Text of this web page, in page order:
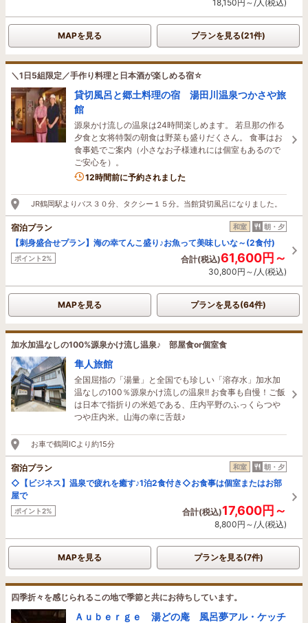
18,150円～/人(税込)
MAPを見る プランを見る(21件)
＼1日5組限定／手作り料理と日本酒が楽しめる宿☆
貸切風呂と郷土料理の宿 湯田川温泉つかさや旅
館
源泉かけ流しの温泉は24時間楽しめます。 若旦那の作る
夕食と女将特製の朝食は野菜も盛りだくさん。 食事はお
食事処でご案内（小さなお子様連れには個室もあるので
ご安心を）。
12時間前に予約されました
JR鶴岡駅よりバス３０分、タクシー１５分。当館貸切風呂になりました。
宿泊プラン 和室 朝・夕
【刺身盛合せプラン】海の幸てんこ盛り♪お魚って美味しいな～(2食付)
ポイント2% 合計(税込)61,600円～
30,800円～/人(税込)
MAPを見る プランを見る(64件)
加水加温なしの100%源泉かけ流し温泉♪ 部屋食or個室食
隼人旅館
全国屈指の「湯量」と全国でも珍しい「溶存水」加水加
温なしの100％源泉かけ流しの温泉!! お食事も自慢！ご飯
は日本で指折りの米処である、庄内平野のふっくらつや
つや庄内米。山海の幸に舌鼓♪
お車で鶴岡ICより約15分
宿泊プラン 和室 朝・夕
◇【ビジネス】温泉で疲れを癒す♪1泊2食付き◇お食事は個室またはお部
屋で
ポイント2% 合計(税込)17,600円～
8,800円～/人(税込)
MAPを見る プランを見る(7件)
四季折々を感じられるこの地で季節と共にお待ちしています。
Ａｕｂｅｒｇｅ 湯どの庵 風呂夢アル・ケッチ